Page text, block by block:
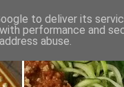
to deliver its
performance and
abuse.